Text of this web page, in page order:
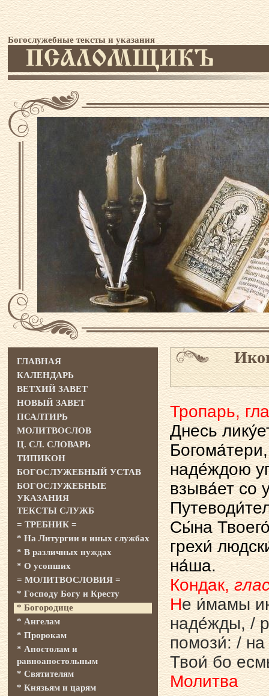
Богослужебные тексты и указания
Тропарь,
Днесь
наде́ждою
взыва́ет со
Сы́на
грехи́
на́ша.
Кондак,
Не и́мамы
наде́жды, /
помози́: /
Твои́ бо
Молитва
ГЛАВНАЯ
КАЛЕНДАРЬ
ВЕТХИЙ ЗАВЕТ
НОВЫЙ ЗАВЕТ
ПСАЛТИРЬ
МОЛИТВОСЛОВ
Ц. СЛ. СЛОВАРЬ
ТИПИКОН
БОГОСЛУЖЕБНЫЙ УСТАВ
БОГОСЛУЖЕБНЫЕ
УКАЗАНИЯ
ТЕКСТЫ СЛУЖБ
= ТРЕБНИК =
* На Литургии и иных службах
* В различных нуждах
* О усопших
= МОЛИТВОСЛОВИЯ =
* Господу Богу и Кресту
* Богородице
* Ангелам
* Пророкам
* Апостолам и
равноапостольным
* Святителям
* Князьям и царям